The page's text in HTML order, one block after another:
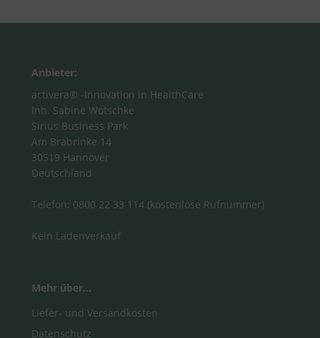
Anbieter:
activera® -Innovation in HealthCare
Inh. Sabine Wotschke
Sirius Business Park
Am Brabrinke 14
30519 Hannover
Deutschland
Telefon: 0800 22 33 114 (kostenlose Rufnummer)
Kein Ladenverkauf
Mehr über...
Liefer- und Versandkosten
Datenschutz